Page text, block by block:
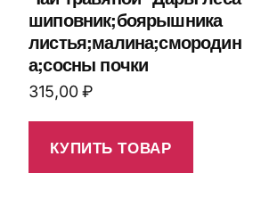
шиповник;боярышника
листья;малина;смородин
а;сосны почки
315,00₽
КУПИТЬ ТОВАР